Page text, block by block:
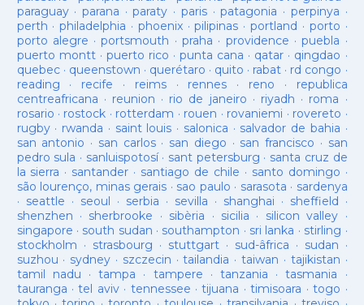
paraguay· parana ·paraty · paris·patagonia · perpinya ·
perth ·philadelphia · phoenix·pilipinas ·portland · porto ·
porto alegre ·portsmouth ·praha · providence ·puebla ·
puerto montt· puerto rico ·punta cana · qatar · qingdao ·
quebec· queenstown · querétaro · quito · rabat · rd congo ·
reading · recife · reims· rennes · reno · republica
centreafricana · reunion · rio de janeiro · riyadh · roma ·
rosario · rostock · rotterdam · rouen · rovaniemi · rovereto ·
rugby· rwanda · saint louis · salonica · salvador de bahia ·
san antonio · san carlos· san diego · san francisco · san
pedro sula · sanluispotosí· sant petersburg · santa cruz de
la sierra · santander · santiago de chile · santo domingo ·
são lourenço, minas gerais · sao paulo · sarasota · sardenya
· seattle · seoul · serbia · sevilla · shanghai · sheffield ·
shenzhen · sherbrooke · sibèria · sicilia · silicon valley ·
singapore · south sudan · southampton · sri lanka · stirling ·
stockholm · strasbourg · stuttgart· sud-âfrica · sudan ·
suzhou · sydney · szczecin ·tailandia ·taiwan · tajikistan ·
tamil nadu ·tampa · tampere · tanzania ·tasmania ·
tauranga ·tel aviv· tennessee ·tijuana ·timisoara ·togo ·